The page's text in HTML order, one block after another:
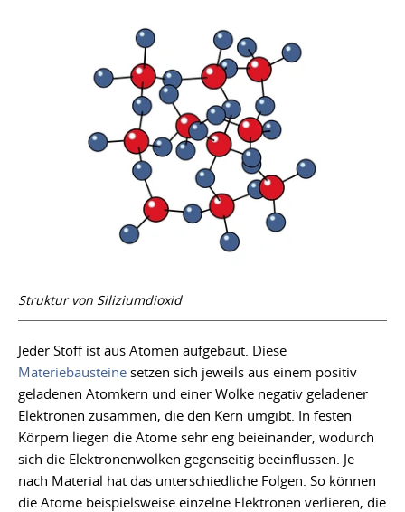
Struktur von Siliziumdioxid
Jeder Stoff ist aus Atomen aufgebaut. Diese
Materiebausteine setzen sich jeweils aus einem positiv
geladenen Atomkern und einer Wolke negativ geladener
Elektronen zusammen, die den Kern umgibt. In festen
Körpern liegen die Atome sehr eng beieinander, wodurch
sich die Elektronenwolken gegenseitig beeinflussen. Je
nach Material hat das unterschiedliche Folgen. So können
die Atome beispielsweise einzelne Elektronen verlieren, die